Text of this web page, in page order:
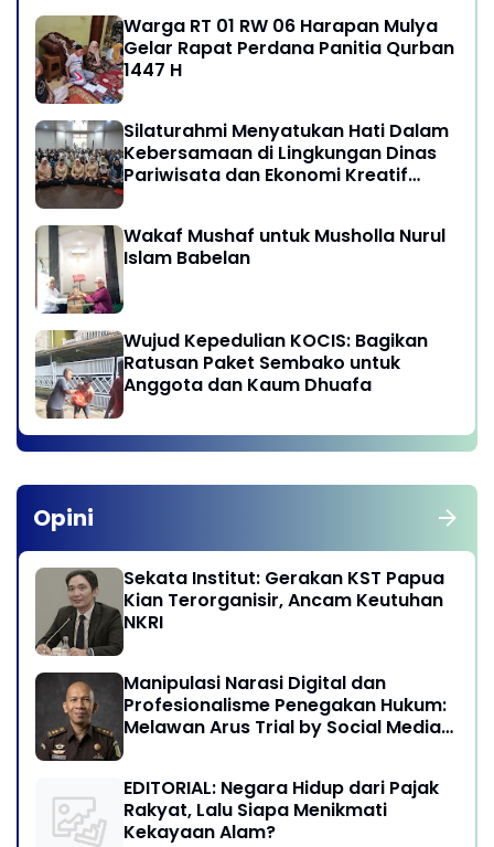
Warga RT 01 RW 06 Harapan Mulya
Gelar Rapat Perdana Panitia Qurban
1447 H
Silaturahmi Menyatukan Hati Dalam
Kebersamaan di Lingkungan Dinas
Pariwisata dan Ekonomi Kreatif
Wakaf Mushaf untuk Musholla Nurul
Islam Babelan
Wujud Kepedulian KOCIS: Bagikan
Ratusan Paket Sembako untuk
Anggota dan Kaum Dhuafa
Opini
Sekata Institut: Gerakan KST Papua
Kian Terorganisir, Ancam Keutuhan
NKRI
Manipulasi Narasi Digital dan
Profesionalisme Penegakan Hukum:
Melawan Arus Trial by Social Media
EDITORIAL: Negara Hidup dari Pajak
Rakyat, Lalu Siapa Menikmati
Kekayaan Alam?